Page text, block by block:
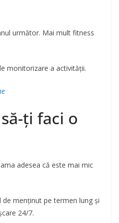
următor. Mai mult fitness
monitorizare a activității.
ți faci o
adesea că este mai mic
menținut pe termen lung și
24/7.